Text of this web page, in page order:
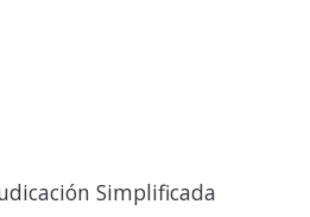
Simplificada